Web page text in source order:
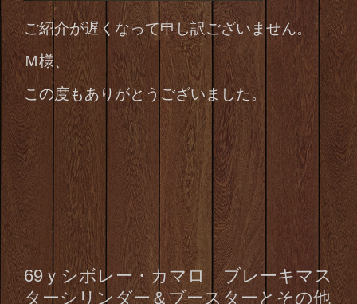
ご紹介が遅くなって申し訳ございません。
Ｍ様、
この度もありがとうございました。
69ｙシボレー・カマロ ブレーキマス
ターシリンダー＆ブースターとその他